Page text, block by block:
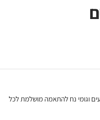
וגומי נח להתאמה מושלמת לכל